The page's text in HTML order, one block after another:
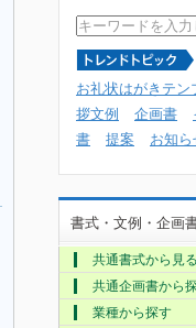
お礼状はがきテン
拶文例
企画書
書
提案 お知ら
書式・文例・企画
共通書式から見る
共通企画書から
業種から探す